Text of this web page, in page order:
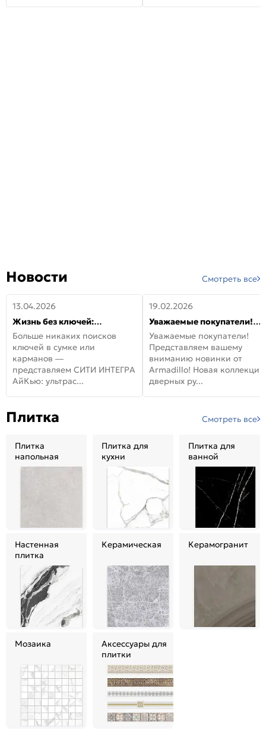
Новости Смотреть все
13.04.2026
Жизнь без ключей:
встречайте новую дверь
СИТИ ИНТЕГРА АйКью!
Больше никаких поисков
ключей в сумке или
карманов —
представляем СИТИ ИНТЕГРА
АйКью: ультрас...
19.02.2026
Уважаемые покупатели!
Представляем вашему
вниманию новинки от
Armadillo!
Уважаемые покупатели!
Представляем вашему
вниманию новинки от
Armadillo! Новая коллекция
дверных ру...
Плитка Смотреть все
Плитка
напольная
Плитка для
кухни
Плитка для
ванной
Настенная
плитка
Керамическая Керамогранит
Мозаика
Аксессуары для
плитки